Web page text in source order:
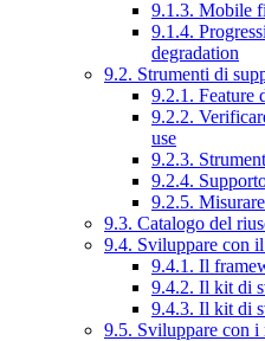
9.1.3. Mobile
9.1.4.
degradation
9.2. Strumenti di
9.2.1. Feature
9.2.2.
use
9.2.3.
9.2.4.
9.2.5.
9.3. Catalogo del
9.4. Sviluppare con
9.4.1. Il
9.4.2. Il kit di
9.4.3. Il kit di
9.5. Sviluppare con